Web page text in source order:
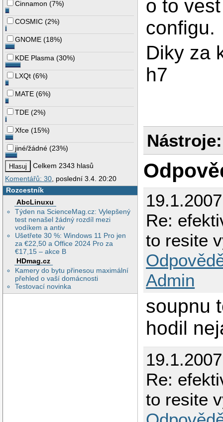
Cinnamon (7%)
COSMIC (2%)
GNOME (18%)
KDE Plasma (30%)
LXQt (6%)
MATE (6%)
TDE (2%)
Xfce (15%)
jiné/žádné (23%)
Celkem 2343 hlasů
Komentářů: 30 , poslední 3.4. 20:20
Rozcestník
AbcLinuxu
Týden na ScienceMag.cz: Vylepšený
test nenašel žádný rozdíl mezi
vodíkem a antiv
Ušetřete 30 %: Windows 11 Pro jen
za €22,50 a Office 2024 Pro za
€17,15 – akce B
HDmag.cz
Kamery do bytu přinesou maximální
přehled o vaší domácnosti
Testovací novinka
o to
configu.
Diky za
h7
Nástroje:
Re:
to resite
Admin
soupnu
hodil
Re:
to resite